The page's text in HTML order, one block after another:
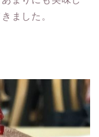
ました。